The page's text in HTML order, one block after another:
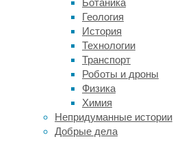
Ботаника
Геология
История
Технологии
Транспорт
Роботы и дроны
Физика
Химия
Непридуманные истории
Добрые дела
сила
рефлексы
этих
соседних
мышц
были
снижены.